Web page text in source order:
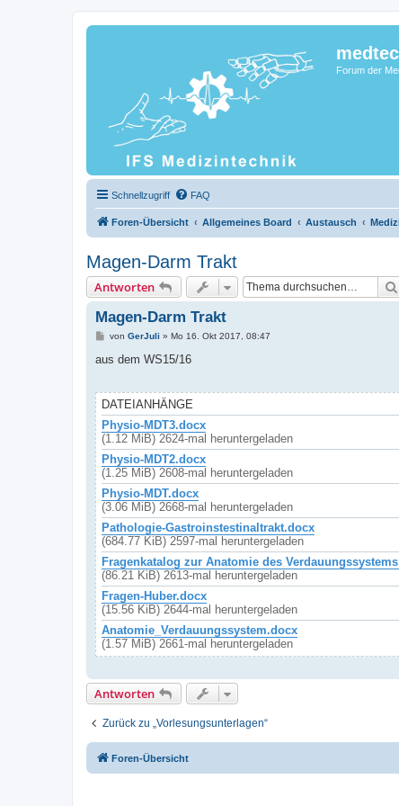
Forum der
Schnellzugriff FAQ
Foren-Übersicht Allgemeines Board Austausch
Magen-Darm Trakt
Antworten
Magen-Darm Trakt
B
i
g
von GerJuli » Mo 16. Okt 2017, 08:47
aus dem WS15/16
DATEIANHÄNGE
Physio-MDT3.docx
(1.12 MiB) 2624-mal heruntergeladen
Physio-MDT2.docx
(1.25 MiB) 2608-mal heruntergeladen
Physio-MDT.docx
(3.06 MiB) 2668-mal heruntergeladen
Pathologie-Gastroinstestinaltrakt.docx
(684.77 KiB) 2597-mal heruntergeladen
Fragenkatalog zur Anatomie des
(86.21 KiB) 2613-mal heruntergeladen
Fragen-Huber.docx
(15.56 KiB) 2644-mal heruntergeladen
Anatomie_Verdauungssystem.docx
(1.57 MiB) 2661-mal heruntergeladen
Antworten
Zurück zu „Vorlesungsunterlagen“
Foren-Übersicht